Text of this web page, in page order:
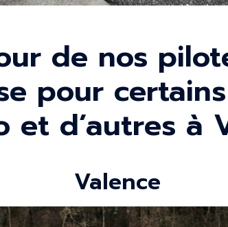
de nos
pour
et d’autres à
Valence